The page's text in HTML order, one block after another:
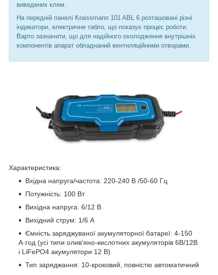
виведених клем.
На передній панелі Kraissmann 101 ABL 6 розташовані різні
індикатори, електричне табло, що показує процес роботи.
Варто зазначити, що для надійного охолодження внутрішніх
компонентів апарат обладнаний вентиляційними отворами.
Характеристика:
Вхідна напруга/частота: 220-240 В /50-60 Гц
Потужність: 100 Вт
Вихідна напруга: 6/12 В
Вихідний струм: 1/6 А
Ємність заряджуваної акумуляторної батареї: 4-150
А·год (усі типи олив'яно-кислотних акумуляторів 6В/12В
і LiFePO4 акумулятори 12 В)
Тип заряджання: 10-кроковий, повністю автоматичний